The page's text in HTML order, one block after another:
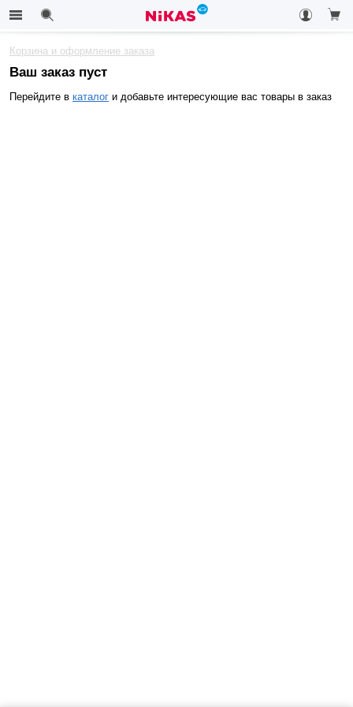
Корзина и оформление заказа
Ваш заказ пуст
Перейдите в каталог и добавьте интересующие вас товары в заказ